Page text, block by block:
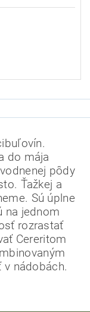
do mája
pôdy
Ťažkej a
Sú úplne
na jednom
rozrastať
Cereritom
v nádobách.
Odoslať